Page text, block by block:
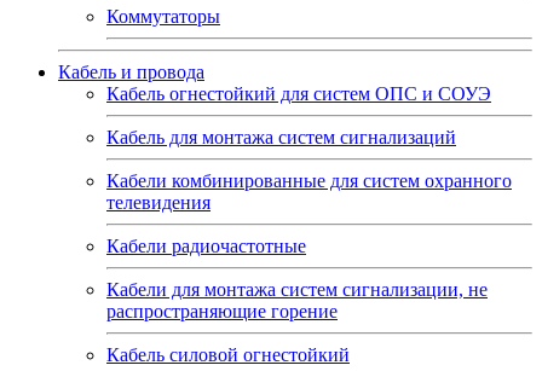
Коммутаторы
Кабель и провода
Кабель огнестойкий для систем ОПС и СОУЭ
Кабель для монтажа систем сигнализаций
Кабели комбинированные для систем охранного
телевидения
Кабели радиочастотные
Кабели для монтажа систем сигнализации, не
распространяющие горение
Кабель силовой огнестойкий